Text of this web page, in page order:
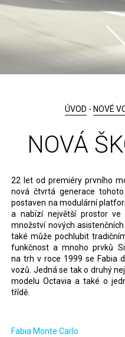
ÚVOD - NOVÉ
NOVÁ
22 let od premiéry prvního
nová čtvrtá generace
postaven na modulární
a nabízí největší prostor
množství nových asistenčních
také může pochlubit
funkčnost a mnoho prvků
na trh v roce 1999 se Fabia
vozů. Jedná se tak o druhý
modelu Octavia a také o
třídě.
Fabia Monte Carlo